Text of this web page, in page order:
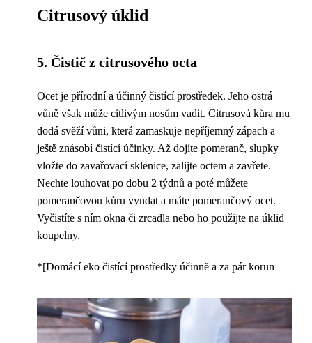
Citrusový úklid
5. Čistič z citrusového octa
Ocet je přírodní a účinný čistící prostředek. Jeho ostrá
vůně však může citlivým nosům vadit. Citrusová kůra mu
dodá svěží vůni, která zamaskuje nepříjemný zápach a
ještě znásobí čistící účinky. Až dojíte pomeranč, slupky
vložte do zavařovací sklenice, zalijte octem a zavřete.
Nechte louhovat po dobu 2 týdnů a poté můžete
pomerančovou kůru vyndat a máte pomerančový ocet.
Vyčistíte s ním okna či zrcadla nebo ho použijte na úklid
koupelny.
*[Domácí eko čistící prostředky účinně a za pár korun